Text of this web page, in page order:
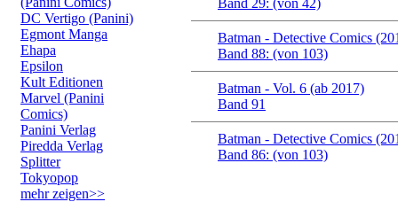
DC Vertigo (Panini)
Egmont Manga
Ehapa
Epsilon
Kult Editionen
Marvel (Panini
Comics)
Panini Verlag
Piredda Verlag
Splitter
Tokyopop
mehr zeigen>>
Band 29: (von 42)
Batman - Detective Comics
Band 88: (von 103)
Batman - Vol. 6 (ab 2017)
Band 91
Batman - Detective Comics
Band 86: (von 103)